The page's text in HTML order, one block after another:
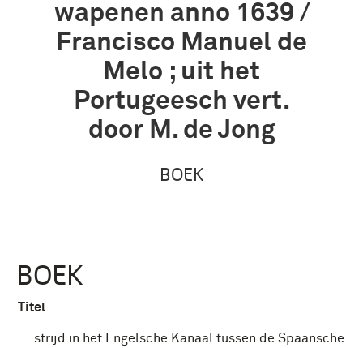
wapenen anno 1639 /
Francisco Manuel de
Melo ; uit het
Portugeesch vert.
door M. de Jong
BOEK
BOEK
Titel
strijd in het Engelsche Kanaal tussen de Spaansche